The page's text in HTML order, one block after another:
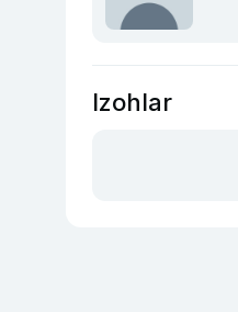
Izohlar